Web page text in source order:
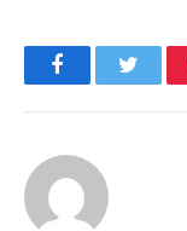
Facebook